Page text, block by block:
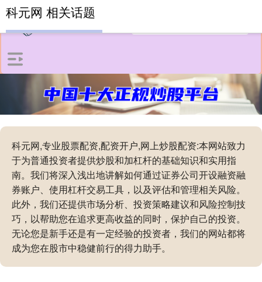
科元网,专业股票配资,配资开户,网上炒股配资:本网站致力
于为普通投资者提供炒股和加杠杆的基础知识和实用指
南。我们将深入浅出地讲解如何通过证券公司开设融资融
券账户、使用杠杆交易工具，以及评估和管理相关风险。
此外，我们还提供市场分析、投资策略建议和风险控制技
巧，以帮助您在追求更高收益的同时，保护自己的投资。
无论您是新手还是有一定经验的投资者，我们的网站都将
成为您在股市中稳健前行的得力助手。
科元网 相关话题